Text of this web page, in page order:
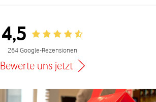
4,5 Rating 4.5
264 Google-Rezensionen
Bewerte uns jetzt